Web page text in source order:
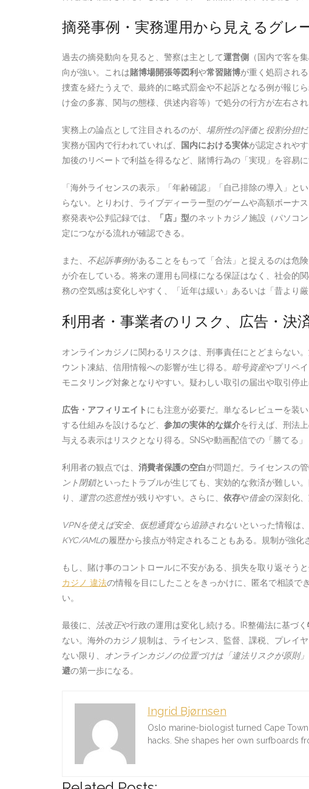
摘発事例・実務運用から見えるグレ
過去の摘発動向を見ると、警察は主として運営側
（国内で客を
向が強い。これは賭博場開張等図利や常習賭博が重く処罰される
捜査を経たうえで、最終的に略式罰金や不起訴となる例が報じ
け金の多寡、関与の態様、供述内容等）で処分の行方が左右され
実務上の論点として注目されるのが、 場所性の評価と 役割分担
実務が国内で行われていれば、
国内における実体が認定されや
加後のリベートで利益を得るなど、賭博行為の「実現」を容易に
「海外ライセンスの表示」「年齢確認」「自己排除の導入」と
らない。とりわけ、ライブディーラー型のゲームや高額ボーナ
察発表や公判記録では、
「店」型のネットカジノ施設（パソコ
定につながる流れが確認できる。
また、 不起訴事例があることをもって「合法」と捉えるのは危
が介在している。将来の運用も同様になる保証はなく、社会的
務の空気感は変化しやすく、「近年は緩い」あるいは「昔より
利用者・事業者のリスク、広告・決
オンラインカジノに関わるリスクは、刑事責任にとどまらない。
ウント凍結、信用情報への影響が生じ得る。 暗号資産やプリペ
モニタリング対象となりやすい。疑わしい取引の届出や取引停
広告・アフィリエイト にも注意が必要だ。単なるレビューを装
する仕組みを設けるなど、 参加の実体的な媒介を行えば、刑法
与える表示はリスクとなり得る。SNSや動画配信での「勝てる
利用者の観点では、 消費者保護の空白が問題だ。ライセンスの
ント閉鎖といったトラブルが生じても、実効的な救済が難しい。
り、
運営の恣意性が残りやすい。さらに、 依存や借金の深刻化
VPNを使えば安全、 仮想通貨なら追跡されないといった情報は
KYC/AMLの履歴から接点が特定されることもある。規制が強化
もし、賭け事のコントロールに不安がある、損失を取り返そう
カジノ 違法の情報を目にしたことをきっかけに、匿名で相談で
い。
最後に、 法改正や行政の運用は変化し続ける。IR整備法に基づく
ない。海外のカジノ規制は、ライセンス、監督、課税、プレイ
ない限り、
オンラインカジノの位置づけは「違法リスクが原則」
避の第一歩になる。
Ingrid Bjørnsen
Oslo marine-biologist turned Cape
hacks. She shapes her own surfboards